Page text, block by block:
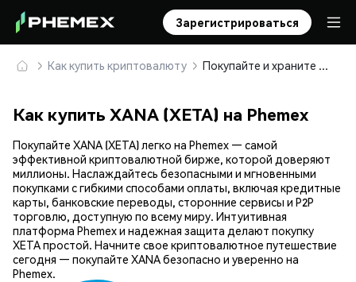
Зарегистрироваться
Как купить криптовалюту Покупайте и храните XANA (XETA) безопасно
Как купить XANA (XETA) на Phemex
Покупайте XANA (XETA) легко на Phemex — самой
эффективной криптовалютной бирже, которой доверяют
миллионы. Наслаждайтесь безопасными и мгновенными
покупками с гибкими способами оплаты, включая кредитные
карты, банковские переводы, сторонние сервисы и P2P
торговлю, доступную по всему миру. Интуитивная
платформа Phemex и надежная защита делают покупку
XETA простой. Начните свое криптовалютное путешествие
сегодня — покупайте XANA безопасно и уверенно на
Phemex.